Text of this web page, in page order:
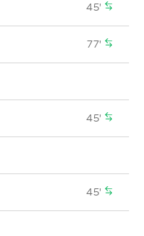
45'
77'
45'
45'